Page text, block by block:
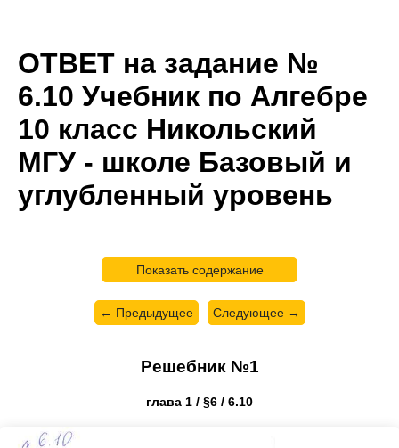
ОТВЕТ на задание №
6.10 Учебник по Алгебре
10 класс Никольский
МГУ - школе Базовый и
углубленный уровень
Показать содержание
← Предыдущее Следующее →
Решебник №1
глава 1 / §6 / 6.10